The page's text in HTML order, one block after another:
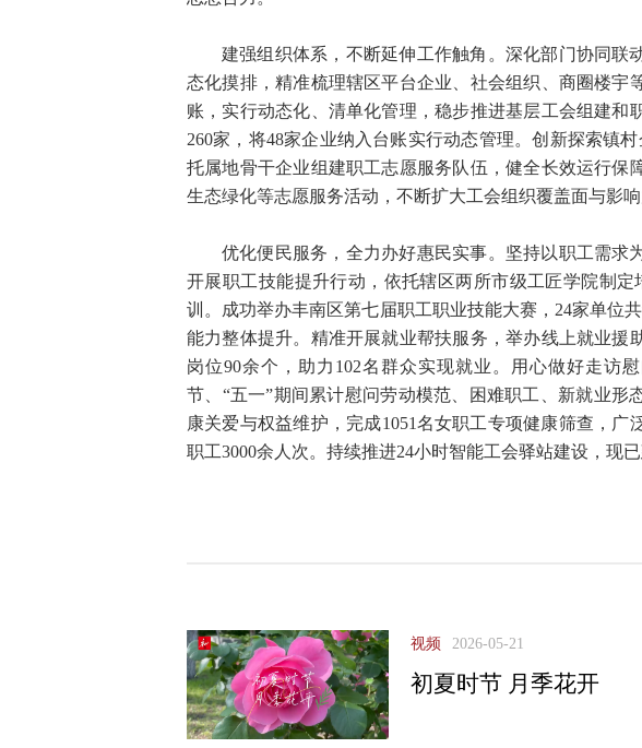
建强组织体系，不断延伸工作触角。深化部门协同联
态化摸排，精准梳理辖区平台企业、社会组织、商圈楼宇
账，实行动态化、清单化管理，稳步推进基层工会组建和
260家，将48家企业纳入台账实行动态管理。创新探索镇
托属地骨干企业组建职工志愿服务队伍，健全长效运行保
生态绿化等志愿服务活动，不断扩大工会组织覆盖面与影响
优化便民服务，全力办好惠民实事。坚持以职工需求
开展职工技能提升行动，依托辖区两所市级工匠学院制
训。成功举办丰南区第七届职工职业技能大赛，24家单位
能力整体提升。精准开展就业帮扶服务，举办线上就业援
岗位90余个，助力102名群众实现就业。用心做好走访
节、“五一”期间累计慰问劳动模范、困难职工、新就业形
康关爱与权益维护，完成1051名女职工专项健康筛查，
职工3000余人次。持续推进24小时智能工会驿站建设，现
视频 2026-05-21
初夏时节 月季花开